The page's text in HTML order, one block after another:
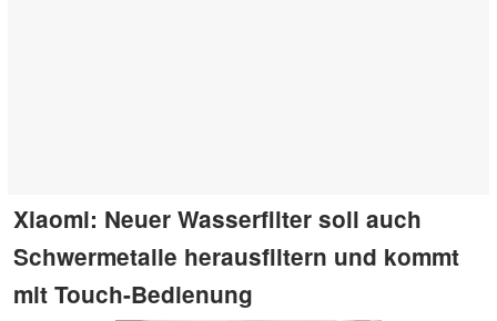
Xiaomi: Neuer Wasserfilter soll auch
Schwermetalle herausfiltern und kommt
mit Touch-Bedienung